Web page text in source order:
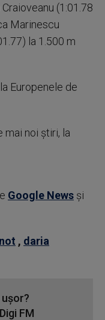
(1:01.78
Marinescu
la 1.500 m
Europenele de
mai noi știri, la
Google News şi
, daria
FM